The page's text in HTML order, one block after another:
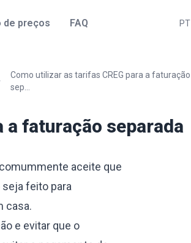
de preços FAQ PT
Como utilizar as tarifas CREG para a faturação
sep...
a faturação separada
aceite que
feito para
casa.
e evitar que o